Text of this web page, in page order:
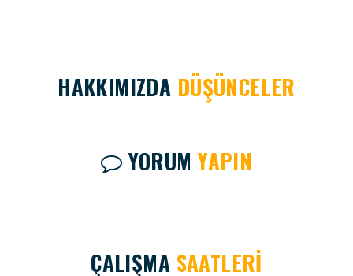
HAKKIMIZDA DÜŞÜNCELER
YORUMYAPIN
ÇALIŞMA SAATLERİ